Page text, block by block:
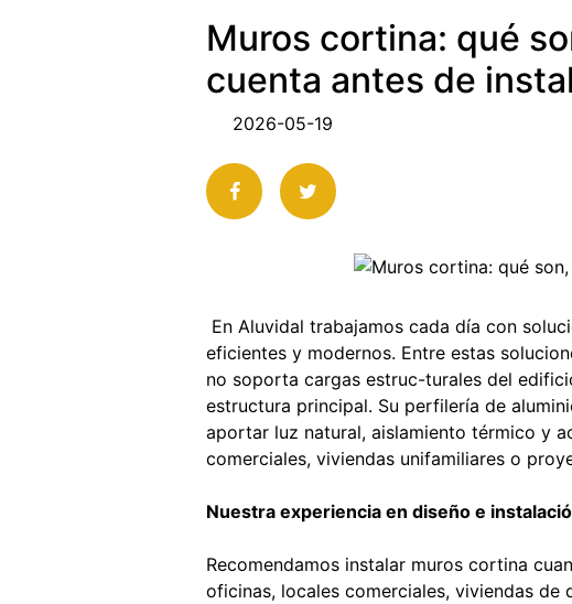
Muros cortina: qué
cuenta antes de
2026-05-19
En Aluvidal trabajamos cada día con
eficientes y modernos. Entre estas
no soporta cargas estruc-turales del
estructura principal. Su perfilería de
aportar luz natural, aislamiento térmico y
comerciales, viviendas unifamiliares o
Nuestra experiencia en diseño e
Recomendamos instalar muros cortina
oficinas, locales comerciales, viviendas